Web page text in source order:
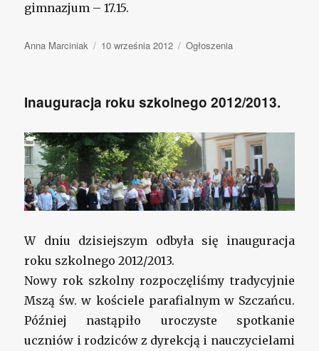
gimnazjum – 17.15.
Autor
Anna Marciniak Opublikowano
10 września 2012 Kategorie
Ogłoszenia
Inauguracja roku szkolnego 2012/2013.
W dniu dzisiejszym odbyła się inauguracja
roku szkolnego 2012/2013.
Nowy rok szkolny rozpoczęliśmy tradycyjnie
Mszą św. w kościele parafialnym w Szczańcu.
Później nastąpiło uroczyste spotkanie
uczniów i rodziców z dyrekcją i nauczycielami